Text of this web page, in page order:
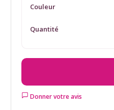
Couleur
Quantité
Donner votre avis